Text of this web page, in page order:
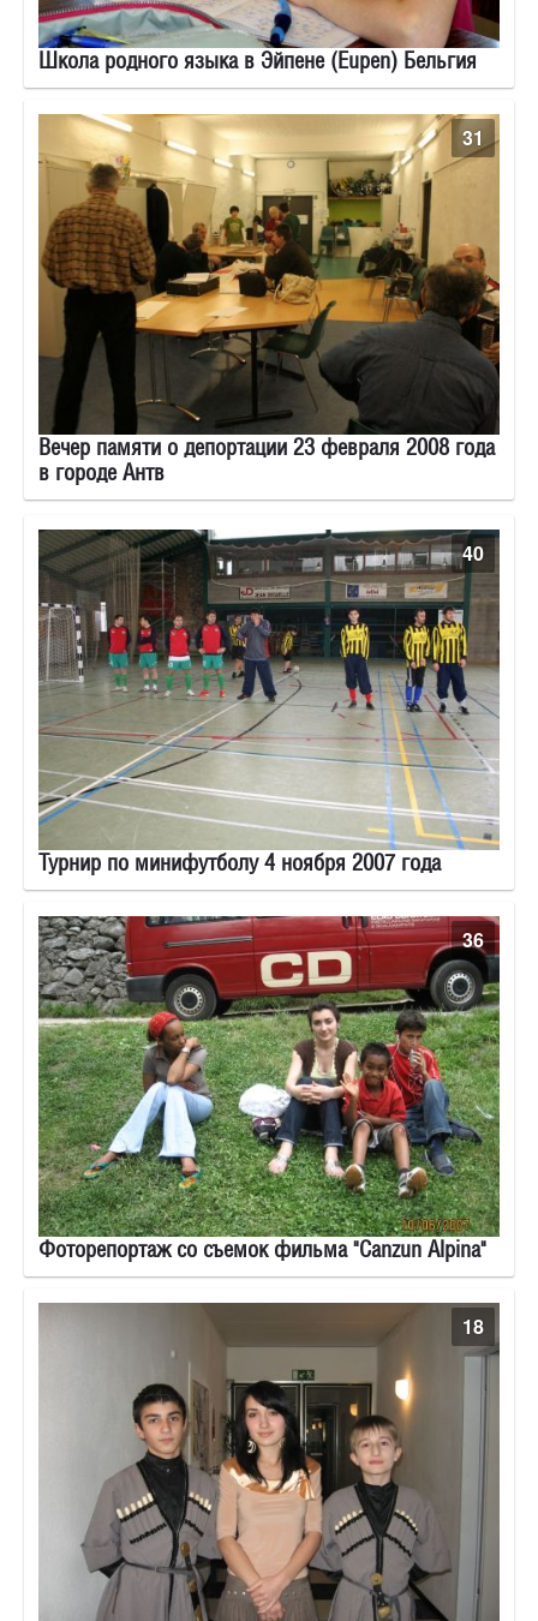
Школа родного языка в Эйпене (Eupen) Бельгия
Вечер памяти о депортации 23 февраля 2008 года
в городе Антв
31
Турнир по минифутболу 4 ноября 2007 года
40
Фоторепортаж со съемок фильма "Canzun Alpina"
36
18